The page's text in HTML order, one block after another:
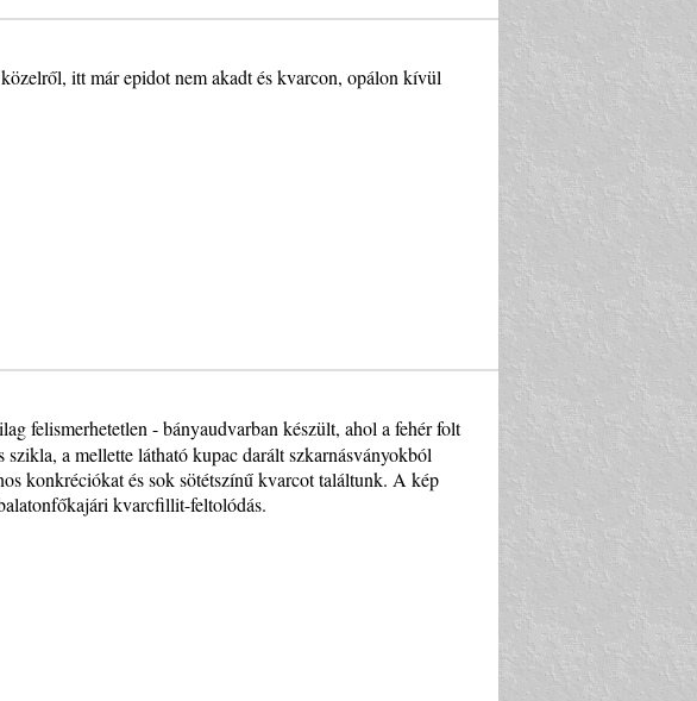
itt már epidot nem akadt és kvarcon, opálon kívül
felismerhetetlen - bányaudvarban készült, ahol a fehér folt
a mellette látható kupac darált szkarnásványokból
konkréciókat és sok sötétszínű kvarcot találtunk. A kép
kvarcfillit-feltolódás.